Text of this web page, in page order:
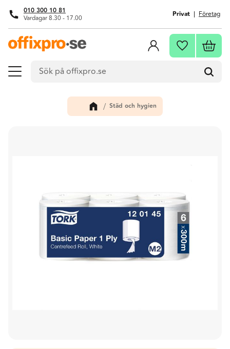
Meny
010 300 10 81
Vardagar 8.30 - 17.00 Privat Företag
Favoriter
Städ och hygien